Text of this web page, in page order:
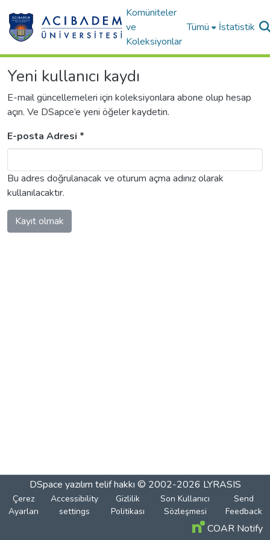
Komüniteler
ve
Koleksiyonlar
Tümü İstatistik
Yeni kullanıcı kaydı
E-mail güncellemeleri için koleksiyonlara abone olup hesap
açın. Ve DSapce’e yeni öğeler kaydetin.
E-posta Adresi *
Bu adres doğrulanacak ve oturum açma adınız olarak
kullanılacaktır.
Kayıt olmak
DSpace yazılım telif hakkı © 2002-2026 LYRASIS
Çerez
Ayarları
Accessibility
settings
Gizlilik
Politikası
Son Kullanıcı
Sözleşmesi
Send
Feedback
COAR Notify